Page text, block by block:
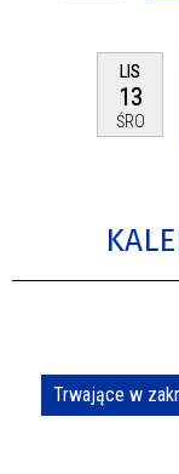
LIS
13
ŚRO
Szukana fraza
Trwające w